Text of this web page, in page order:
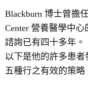
Blackburn 博士曾擔
Center 營養醫學中
諮詢已有四十多年。
以下是他的許多患
五種行之有效的策略